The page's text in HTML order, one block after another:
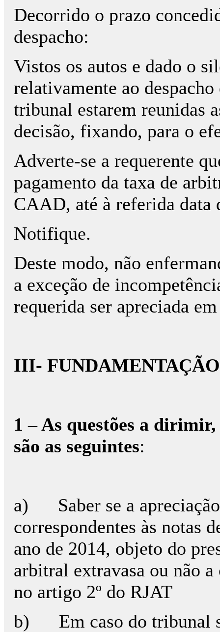
Decorrido o prazo
despacho:
Vistos os autos e dado o
relativamente ao
tribunal estarem reunidas
decisão, fixando, para o
Adverte-se a requerente
pagamento da taxa de
CAAD, até à referida data
Notifique.
Deste modo, não
a exceção de
requerida ser apreciada
III- FUNDAMENTAÇÃO
1 – As questões a
são as seguintes:
a) Saber se a
correspondentes às notas
ano de 2014, objeto do
arbitral extravasa ou não
no artigo 2º do RJAT
b) Em caso do tribunal